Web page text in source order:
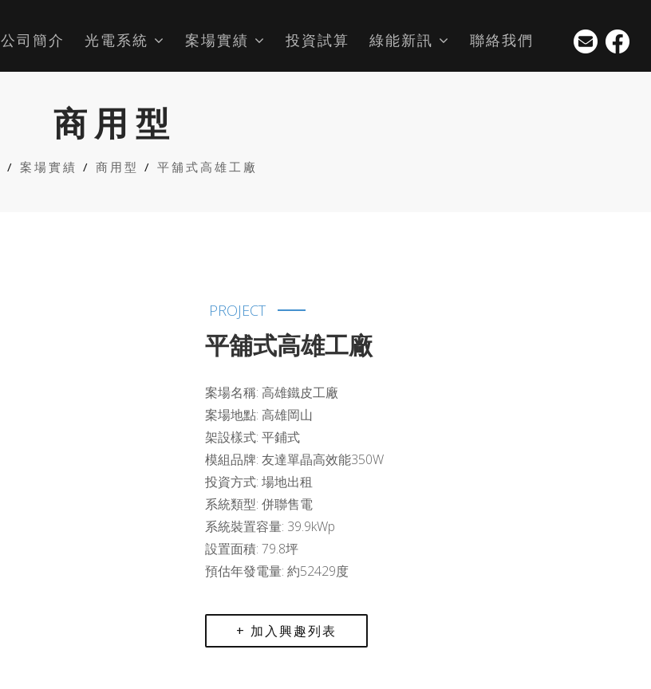
公司簡介 光電系統 案場實績 投資試算 綠能新訊 聯絡我們
商用型
案場實績 商用型 平舖式高雄工廠
PROJECT
平舖式高雄工廠
案場名稱: 高雄鐵皮工廠
案場地點: 高雄岡山
架設樣式: 平鋪式
模組品牌: 友達單晶高效能350W
投資方式: 場地出租
系統類型: 併聯售電
系統裝置容量: 39.9kWp
設置面積: 79.8坪
預估年發電量: 約52429度
+ 加入興趣列表